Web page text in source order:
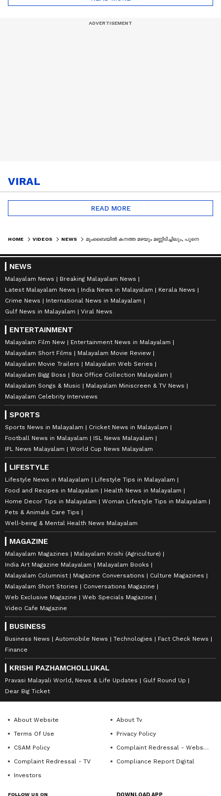
VIRAL
READ MORE
HOME VIDEOS NEWS മുംബൈയിൽ കനത്ത മഴയും മണ്ണിടിച്ചിലും, പൂനെയിൽ വീടിന് മുകളിലേക്ക് മണ്ണിടിഞ്ഞ് വീണു | MAHARASHTRA RAIN
NEWS
Malayalam News
Breaking Malayalam News
Latest Malayalam News
India News in Malayalam
Kerala News
Crime News
International News in Malayalam
Gulf News in Malayalam
Viral News
ENTERTAINMENT
Malayalam Film New
Entertainment News in Malayalam
Malayalam Short Films
Malayalam Movie Review
Malayalam Movie Trailers
Malayalam Web Series
Malayalam Bigg Boss
Box Office Collection Malayalam
Malayalam Songs & Music
Malayalam Miniscreen & TV News
Malayalam Celebrity Interviews
SPORTS
Sports News in Malayalam
Cricket News in Malayalam
Football News in Malayalam
ISL News Malayalam
IPL News Malayalam
World Cup News Malayalam
LIFESTYLE
Lifestyle News in Malayalam
Lifestyle Tips in Malayalam
Food and Recipes in Malayalam
Health News in Malayalam
Home Decor Tips in Malayalam
Woman Lifestyle Tips in Malayalam
Pets & Animals Care Tips
Well-being & Mental Health News Malayalam
MAGAZINE
Malayalam Magazines
Malayalam Krishi (Agriculture)
India Art Magazine Malayalam
Malayalam Books
Malayalam Columnist
Magazine Conversations
Culture Magazines
Malayalam Short Stories
Conversations Magazine
Web Exclusive Magazine
Web Specials Magazine
Video Cafe Magazine
BUSINESS
Business News Automobile News Technologies
Fact Check News
Finance
KRISHI PAZHAMCHOLLUKAL
Pravasi Malayali World, News & Life Updates
Gulf Round Up
Dear Big Ticket
About Website
About Tv
Terms Of Use
Privacy Policy
CSAM Policy
Complaint Redressal - Website
Complaint Redressal - TV
Compliance Report Digital
Investors
FOLLOW US ON DOWNLOAD APP